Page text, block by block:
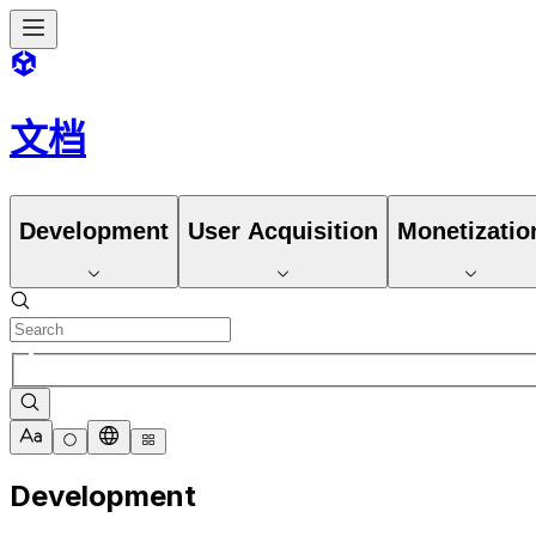
文档
Development User Acquisition
Development